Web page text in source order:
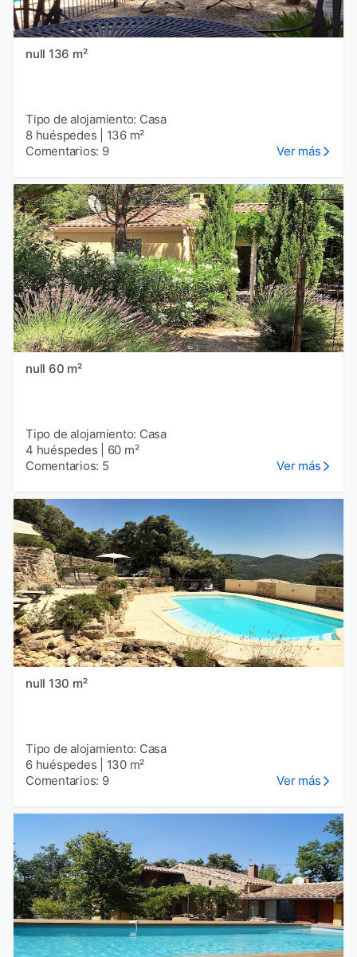
null 136 m²
Tipo de alojamiento: Casa
8 huéspedes
136 m²
Comentarios: 9
Ver más
null 60 m²
Tipo de alojamiento: Casa
4 huéspedes
60 m²
Comentarios: 5
Ver más
null 130 m²
Tipo de alojamiento: Casa
6 huéspedes
130 m²
Comentarios: 9
Ver más